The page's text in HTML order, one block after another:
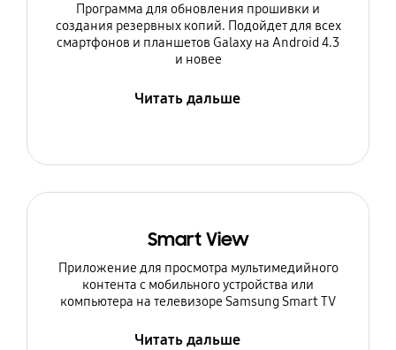
Программа для обновления прошивки и
создания резервных копий. Подойдет для всех
смартфонов и планшетов Galaxy на Android 4.3
и новее
Читать дальше
Smart View
Приложение для просмотра мультимедийного
контента с мобильного устройства или
компьютера на телевизоре Samsung Smart TV
Читать дальше